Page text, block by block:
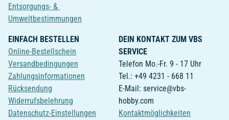
Entsorgungs- &
Umweltbestimmungen
EINFACH BESTELLEN
Online-Bestellschein
Versandbedingungen
Zahlungsinformationen
Rücksendung
Widerrufsbelehrung
Datenschutz-Einstellungen
DEIN KONTAKT ZUM VBS
SERVICE
Telefon Mo.-Fr. 9 - 17 Uhr
Tel.: +49 4231 - 668 11
E-Mail: service@vbs-
hobby.com
Kontaktmöglichkeiten